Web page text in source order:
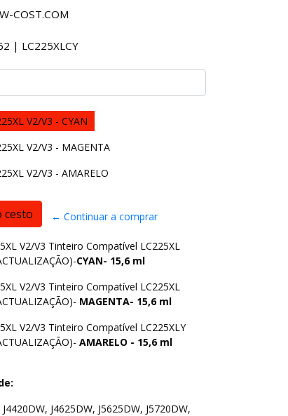
COST.COM
| LC225XLCY
V2/V3 - CYAN
V2/V3 - MAGENTA
V2/V3 - AMARELO
← Continuar a comprar
V2/V3 Tinteiro Compatível LC225XL
CYAN- 15,6 ml
V2/V3 Tinteiro Compatível LC225XL
MAGENTA- 15,6 ml
V2/V3 Tinteiro Compatível LC225XLY
AMARELO - 15,6 ml
J4420DW, J4625DW, J5625DW, J5720DW,